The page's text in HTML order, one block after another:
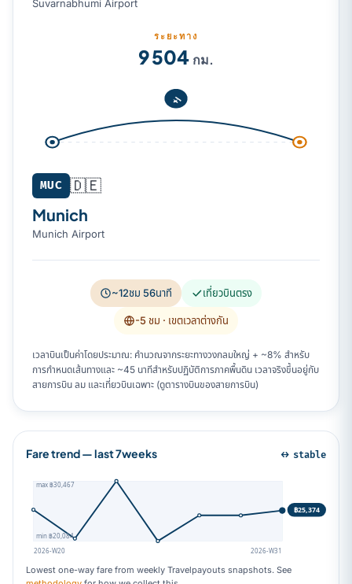
Suvarnabhumi Airport
ระยะทาง
9 504 กม.
MUC 🇩🇪
Munich
Munich Airport
~12ชม 56นาที เที่ยวบินตรง
-5 ชม · เขตเวลาต่างกัน
เวลาบินเป็นค่าโดยประมาณ: คำนวณจากระยะทางวงกลมใหญ่ + ~8% สำหรับ
การกำหนดเส้นทางและ ~45 นาทีสำหรับปฏิบัติการภาคพื้นดิน เวลาจริงขึ้นอยู่กับ
สายการบิน ลม และเที่ยวบินเฉพาะ (ดูตารางบินของสายการบิน)
Fare trend — last 7weeks ↔ stable
฿25,374
max ฿30,467
min ฿20,084
2026-W20
2026-W31
Lowest one-way fare from weekly Travelpayouts snapshots. See